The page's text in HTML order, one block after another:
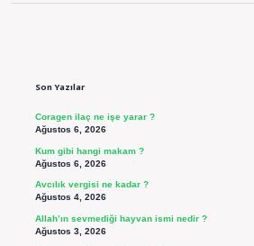
Son Yazılar
Coragen ilaç ne işe yarar ?
Ağustos 6, 2026
Kum gibi hangi makam ?
Ağustos 6, 2026
Avcılık vergisi ne kadar ?
Ağustos 4, 2026
Allah’ın sevmediği hayvan ismi nedir ?
Ağustos 3, 2026